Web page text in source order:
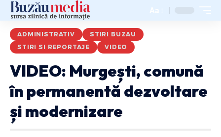
Aa
ADMINISTRATIV
STIRI BUZAU
STIRI SI REPORTAJE
VIDEO
VIDEO: Murgești, comună
în permanentă dezvoltare
și modernizare